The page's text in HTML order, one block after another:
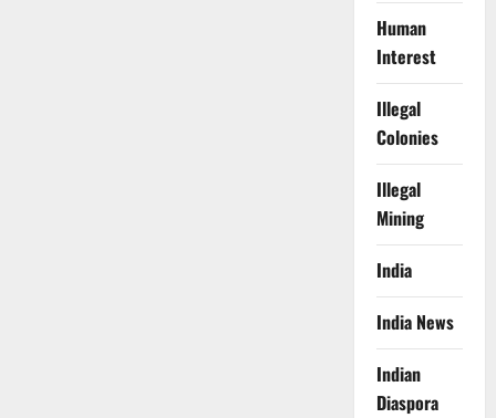
Human
Interest
Illegal
Colonies
Illegal
Mining
India
India News
Indian
Diaspora